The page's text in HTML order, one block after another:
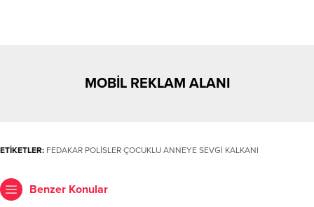
MOBİL REKLAM ALANI
ETİKETLER: FEDAKAR POLİSLER ÇOCUKLU ANNEYE SEVGİ KALKANI
Benzer Konular